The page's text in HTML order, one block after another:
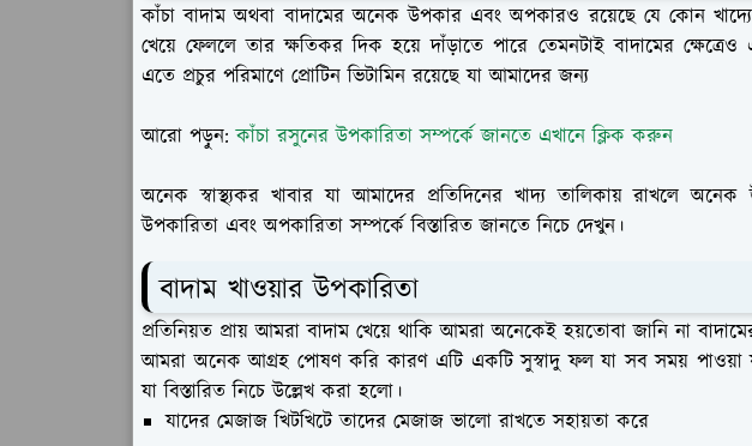
কাঁচা বাদাম অথবা বাদামের অনেক উপকার এবং অপকারও রয়েছে যে কোন
খেয়ে ফেললে তার ক্ষতিকর দিক হয়ে দাঁড়াতে পারে তেমনটাই বাদামের
এতে প্রচুর পরিমাণে প্রোটিন ভিটামিন রয়েছে যা আমাদের জন্য
আরো পড়ুন:কাঁচা রসুনের উপকারিতা সম্পর্কে জানতে এখানে ক্লিক করুন
অনেক স্বাস্থ্যকর খাবার যা আমাদের প্রতিদিনের খাদ্য তালিকায় রাখলে
উপকারিতা এবং অপকারিতা সম্পর্কে বিস্তারিত জানতে নিচে দেখুন।
বাদাম খাওয়ার উপকারিতা
প্রতিনিয়ত প্রায় আমরা বাদাম খেয়ে থাকি আমরা অনেকেই হয়তোবা জানি না
আমরা অনেক আগ্রহ পোষণ করি কারণ এটি একটি সুস্বাদু ফল যা সব সময়
যা বিস্তারিত নিচে উল্লেখ করা হলো।
যাদের মেজাজ খিটখিটে তাদের মেজাজ ভালো রাখতে সহায়তা করে